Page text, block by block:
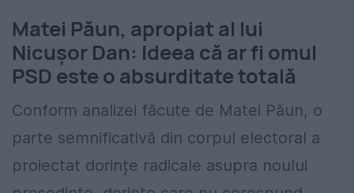
Matei Păun, apropiat al lui
Nicușor Dan: Ideea că ar fi omul
PSD este o absurditate totală
Conform analizei făcute de Matei Păun, o
parte semnificativă din corpul electoral a
proiectat dorințe radicale asupra noului